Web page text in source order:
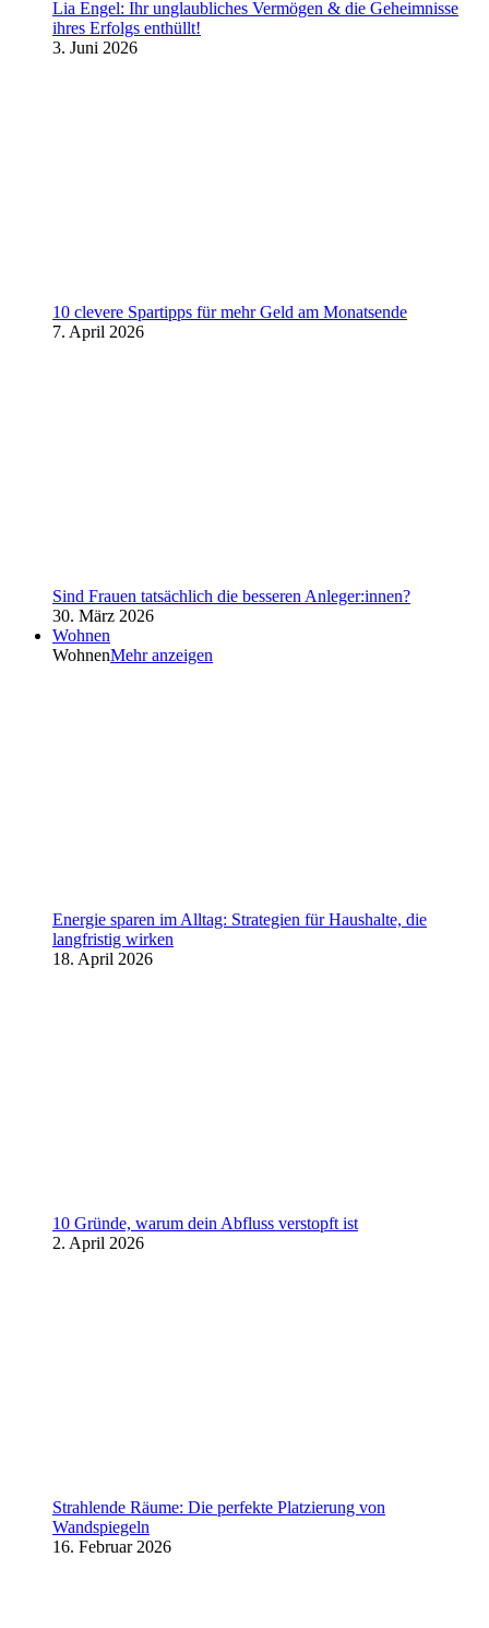
Lia Engel: Ihr unglaubliches Vermögen & die Geheimnisse
ihres Erfolgs enthüllt!
3. Juni 2026
10 clevere Spartipps für mehr Geld am Monatsende
7. April 2026
Sind Frauen tatsächlich die besseren Anleger:innen?
30. März 2026
Wohnen
WohnenMehr anzeigen
Energie sparen im Alltag: Strategien für Haushalte, die
langfristig wirken
18. April 2026
10 Gründe, warum dein Abfluss verstopft ist
2. April 2026
Strahlende Räume: Die perfekte Platzierung von
Wandspiegeln
16. Februar 2026